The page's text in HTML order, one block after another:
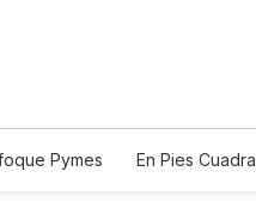
Pymes En Pies